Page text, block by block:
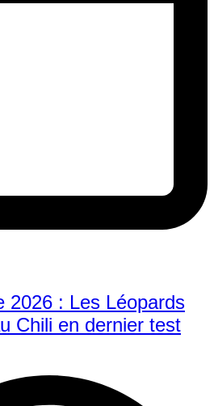
2026 : Les Léopards
Chili en dernier test